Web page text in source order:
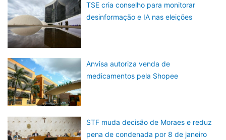
TSE cria conselho para monitorar
desinformação e IA nas eleições
Anvisa autoriza venda de
medicamentos pela Shopee
STF muda decisão de Moraes e reduz
pena de condenada por 8 de janeiro